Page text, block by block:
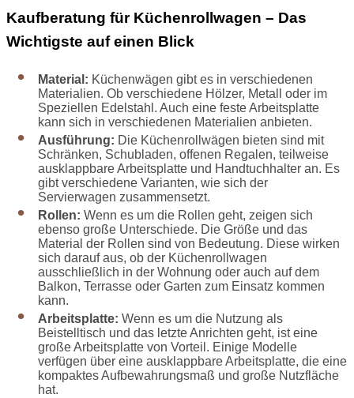
Kaufberatung für Küchenrollwagen – Das
Wichtigste auf einen Blick
Material: Küchenwägen gibt es in verschiedenen
Materialien. Ob verschiedene Hölzer, Metall oder im
Speziellen Edelstahl. Auch eine feste Arbeitsplatte
kann sich in verschiedenen Materialien anbieten.
Ausführung: Die Küchenrollwägen bieten sind mit
Schränken, Schubladen, offenen Regalen, teilweise
ausklappbare Arbeitsplatte und Handtuchhalter an. Es
gibt verschiedene Varianten, wie sich der
Servierwagen zusammensetzt.
Rollen: Wenn es um die Rollen geht, zeigen sich
ebenso große Unterschiede. Die Größe und das
Material der Rollen sind von Bedeutung. Diese wirken
sich darauf aus, ob der Küchenrollwagen
ausschließlich in der Wohnung oder auch auf dem
Balkon, Terrasse oder Garten zum Einsatz kommen
kann.
Arbeitsplatte: Wenn es um die Nutzung als
Beistelltisch und das letzte Anrichten geht, ist eine
große Arbeitsplatte von Vorteil. Einige Modelle
verfügen über eine ausklappbare Arbeitsplatte, die eine
kompaktes Aufbewahrungsmaß und große Nutzfläche
hat.